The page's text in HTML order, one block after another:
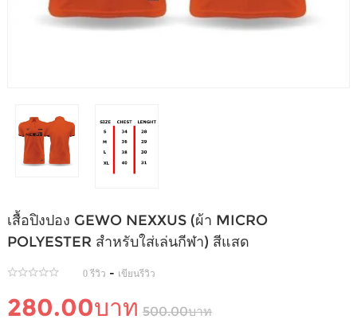
เสื้อปิงปอง GEWO NEXXUS (ผ้า MICRO
POLYESTER สำหรับใส่เล่นกีฬา) สีแสด
0 รีวิว - เขียนรีวิว
280.00บาท 500.00บาท